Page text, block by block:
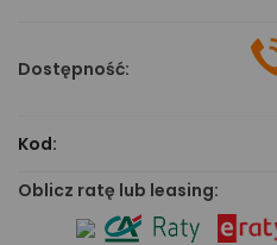
Dostępność:
Kod:
Oblicz ratę lub leasing: